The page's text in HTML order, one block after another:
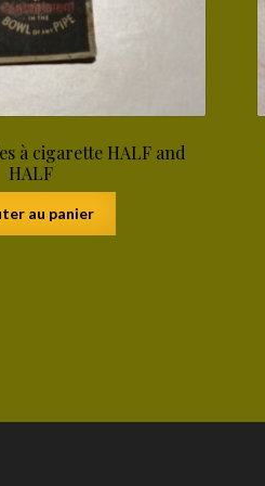
à cigarette HALF and
HALF
au panier